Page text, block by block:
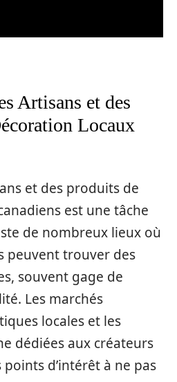
Artisans et des
Locaux
et des produits de
est une tâche
de nombreux lieux où
peuvent trouver des
souvent gage de
Les marchés
locales et les
dédiées aux créateurs
d’intérêt à ne pas